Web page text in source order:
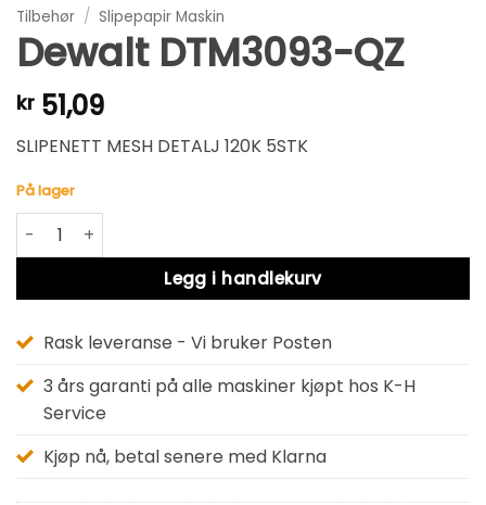
Tilbehør / Slipepapir Maskin
Dewalt DTM3093-QZ
kr 51,09
SLIPENETT MESH DETALJ 120K 5STK
På lager
Dewalt DTM3093-QZ antall
Legg i handlekurv
Alternative:
Rask leveranse - Vi bruker Posten
3 års garanti på alle maskiner kjøpt hos K-H
Service
Kjøp nå, betal senere med Klarna